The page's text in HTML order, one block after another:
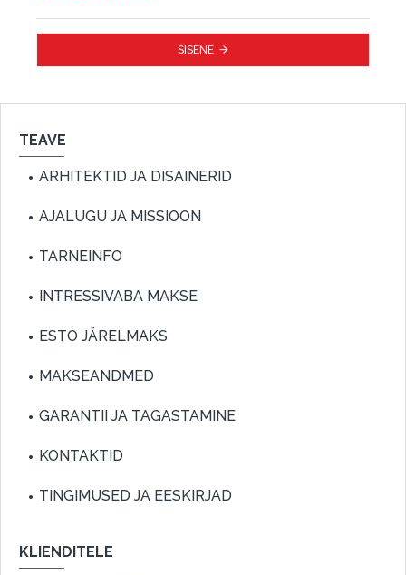
SISENE
TEAVE
ARHITEKTID JA DISAINERID
AJALUGU JA MISSIOON
TARNEINFO
INTRESSIVABA MAKSE
ESTO JÄRELMAKS
MAKSEANDMED
GARANTII JA TAGASTAMINE
KONTAKTID
TINGIMUSED JA EESKIRJAD
KLIENDITELE